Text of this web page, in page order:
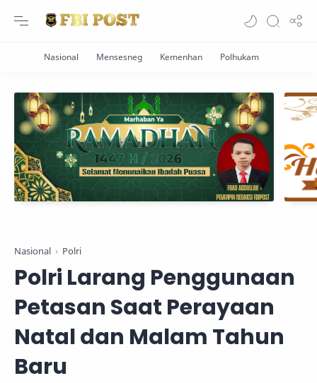
Nasional Polri
Polri Larang Penggunaan
Petasan Saat Perayaan
Natal dan Malam Tahun
Baru